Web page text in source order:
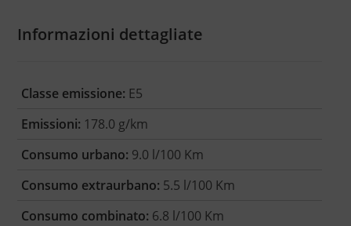
Informazioni dettagliate
Classe emissione: E5
Emissioni: 178.0 g/km
Consumo urbano: 9.0 l/100 Km
Consumo extraurbano: 5.5 l/100 Km
Consumo combinato: 6.8 l/100 Km